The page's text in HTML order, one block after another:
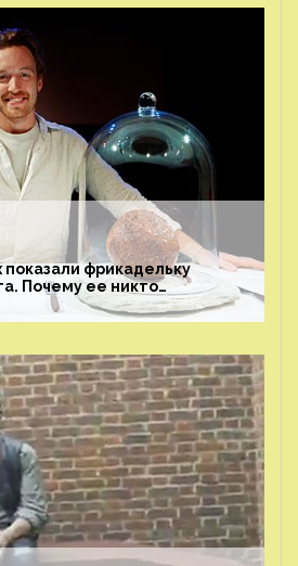
фрикадельку
Почему ее никто